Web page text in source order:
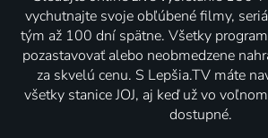
vychutnajte svoje obľúbené filmy,
tým až 100 dní spätne. Všetky
pozastavovať alebo neobmedzene
za skvelú cenu. S Lepšia.TV máte
všetky stanice JOJ, aj keď už vo
dostupné.